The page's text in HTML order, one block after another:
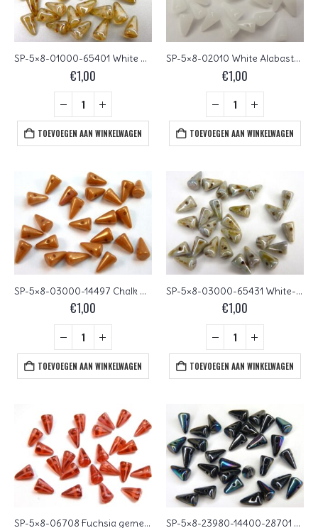
SP-5×8-01000-65401 White Opal Honey Drizzle 25 stuks
€1,00
TOEVOEGEN AAN WINKELWAGEN
SP-5×8-02010 White Alabaster 30 stuks
€1,00
TOEVOEGEN AAN WINKELWAGEN
SP-5×8-03000-14497 Chalk White Copper/Red Luster 25 stuks
€1,00
TOEVOEGEN AAN WINKELWAGEN
SP-5×8-03000-65431 White-Green Lazura Luster 24 stuks
€1,00
TOEVOEGEN AAN WINKELWAGEN
SP-5×8-06708 Fuchsia gemeleerd 20stuks SP-5×8-23980-14400-28701 Jet-Hematite-AB Baby spikes 25 Stuks